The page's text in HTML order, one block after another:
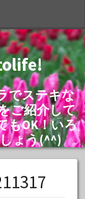
でステキな
ご紹介して
もOK！いろ
ょう(^^)